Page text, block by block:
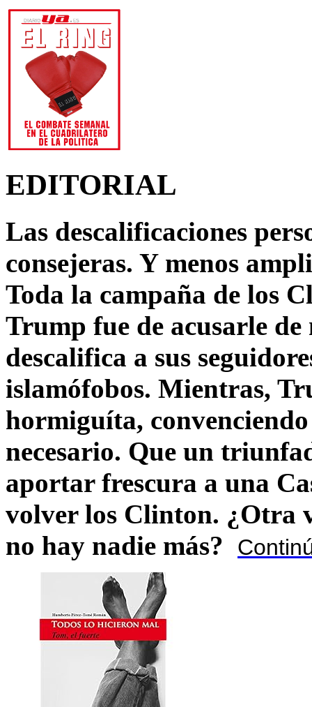
EDITORIAL
Las descalificaciones
consejeras. Y menos
Toda la campaña de los
Trump fue de acusarle
descalifica a sus
islamófobos. Mientras,
hormiguíta,
necesario. Que un
aportar frescura a una
volver los Clinton. ¿Otra
no hay nadie más?